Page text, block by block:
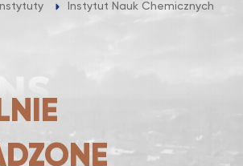
Instytuty Instytut Nauk Chemicznych